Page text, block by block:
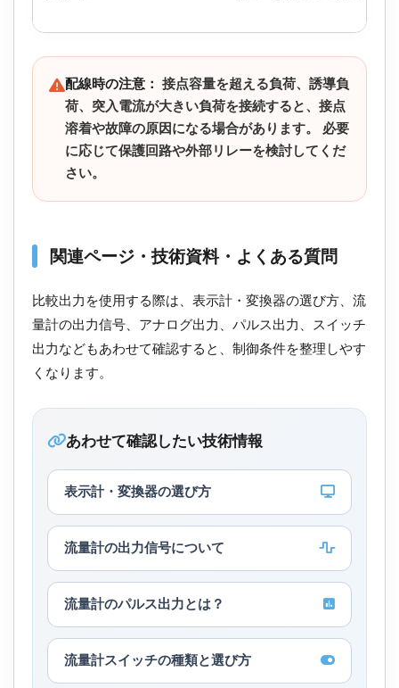
配線時の注意： 接点容量を超える負荷、誘導負
荷、突入電流が大きい負荷を接続すると、接点
溶着や故障の原因になる場合があります。 必要
に応じて保護回路や外部リレーを検討してくだ
さい。
関連ページ・技術資料・よくある質問
比較出力を使用する際は、表示計・変換器の選び方、流
量計の出力信号、アナログ出力、パルス出力、スイッチ
出力などもあわせて確認すると、制御条件を整理しやす
くなります。
あわせて確認したい技術情報
表示計・変換器の選び方
流量計の出力信号について
流量計のパルス出力とは？
流量計スイッチの種類と選び方